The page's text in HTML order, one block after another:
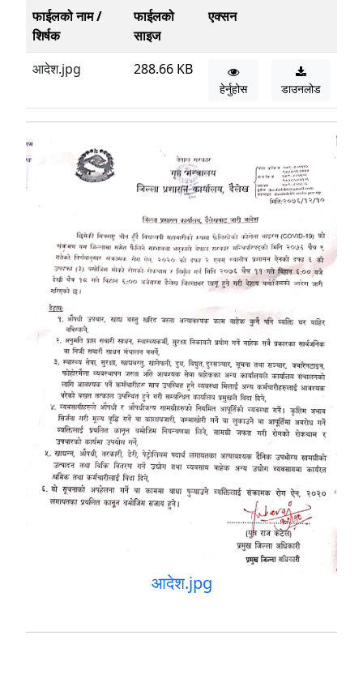
फाईलको नाम /
शिर्षक
फाईलको
साइज
एक्सन
आदेश.jpg 288.66 KB
हेर्नुहोस डाउनलोड
आदेश.jpg